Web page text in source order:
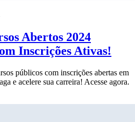
Abertos 2024
Inscrições Ativas!
públicos com inscrições abertas em
e acelere sua carreira! Acesse agora.